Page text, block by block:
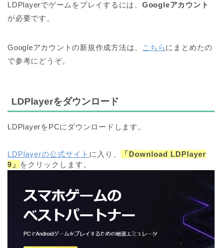
LDPlayerでゲームをプレイするには、 Googleアカウント
が必要です。
Googleアカウントの新規作成方法は、 こちらにまとめたの
で参考にどうぞ。
LDPlayerをダウンロード
LDPlayerをPCにダウンロードします。
LDPlayerの公式サイト に入り、
「Download LDPlayer
9」
をクリックします。